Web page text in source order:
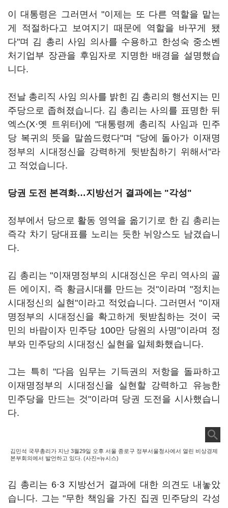
이 대통령은 그러면서 "이제는 또 다른 역할을 맡는
게 적절하다고 보여지기 때문에 역할을 바꾸게 됐
다"며 김 총리 사임 의사를 수용하고 한성숙 중소벤
처기업부 장관을 후임자로 지명한 배경을 설명했습
니다.
전날 총리직 사임 의사를 밝힌 김 총리의 행선지는 민
주당으로 좁혀졌습니다. 김 총리는 사의를 표명한 뒤
엑스(X·옛 트위터)에 "대통령께 총리직 사임과 민주
당 복귀의 뜻을 말씀드렸다"며 "당에 돌아가 이재명
정부의 시대정신을 강력하게 뒷받침하기 위해서"라
고 적었습니다.
당권 도전 본격화…지방선거 결과에는 "각성"
정부에서 당으로 활동 영역을 옮기기로 한 김 총리는
즉각 차기 당대표를 노리는 듯한 뉘앙스도 남겼습니
다.
김 총리는 "이재명정부의 시대정신은 우리 역사의 골
든 에이지, 즉 황금시대를 만드는 것"이라며 "정치는
시대정신의 실현"이라고 적었습니다. 그러면서 "이재
명정부의 시대정신을 확고하게 뒷받침하는 것이 국
민의 바람이자 민주당 100만 당원의 사명"이라며 정
부와 민주당의 시대정신 실현을 일체화했습니다.
그는 특히 "다음 임무는 기득권의 저항을 돌파하고
이재명정부의 시대정신을 실현할 강력하고 유능한
민주당을 만드는 것"이라며 당권 도전을 시사했습니
다.
김민석 국무총리가 지난 3월29일 오후 서울 종로구 정부서울청사에서 열린 비상경제
본부회의에서 발언하고 있다. (사진=뉴시스)
김 총리는 6·3 지방선거 결과에 대한 의견도 내놓았
습니다. 그는 "무한 책임을 가진 집권 민주당의 각성